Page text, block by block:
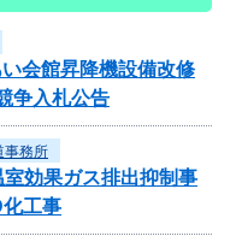
会館昇降機設備改修
争入札公告
事務所
室効果ガス排出抑制事
工事